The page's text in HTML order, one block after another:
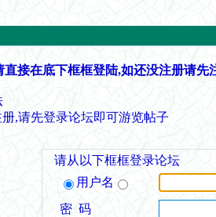
接在底下框框登陆,如还没注册请先
,请先登录论坛即可游览帖子
请从以下框框登录论坛
用户名
密 码